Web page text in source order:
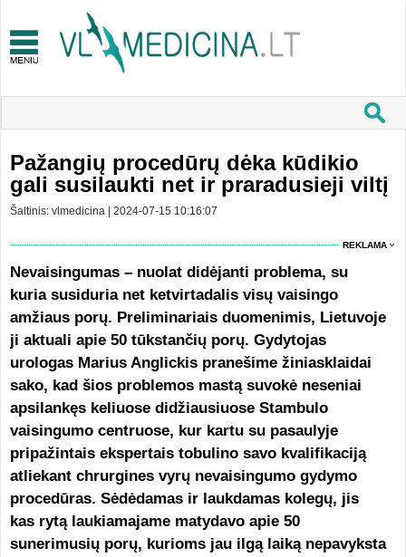
Pažangių procedūrų dėka kūdikio
gali susilaukti net ir praradusieji viltį
Šaltinis: vlmedicina | 2024-07-15 10:16:07
REKLAMA
Nevaisingumas – nuolat didėjanti problema, su
kuria susiduria net ketvirtadalis visų vaisingo
amžiaus porų. Preliminariais duomenimis, Lietuvoje
ji aktuali apie 50 tūkstančių porų. Gydytojas
urologas Marius Anglickis pranešime žiniasklaidai
sako, kad šios problemos mastą suvokė neseniai
apsilankęs keliuose didžiausiuose Stambulo
vaisingumo centruose, kur kartu su pasaulyje
pripažintais ekspertais tobulino savo kvalifikaciją
atliekant chrurgines vyrų nevaisingumo gydymo
procedūras. Sėdėdamas ir laukdamas kolegų, jis
kas rytą laukiamajame matydavo apie 50
sunerimusių porų, kurioms jau ilgą laiką nepavyksta